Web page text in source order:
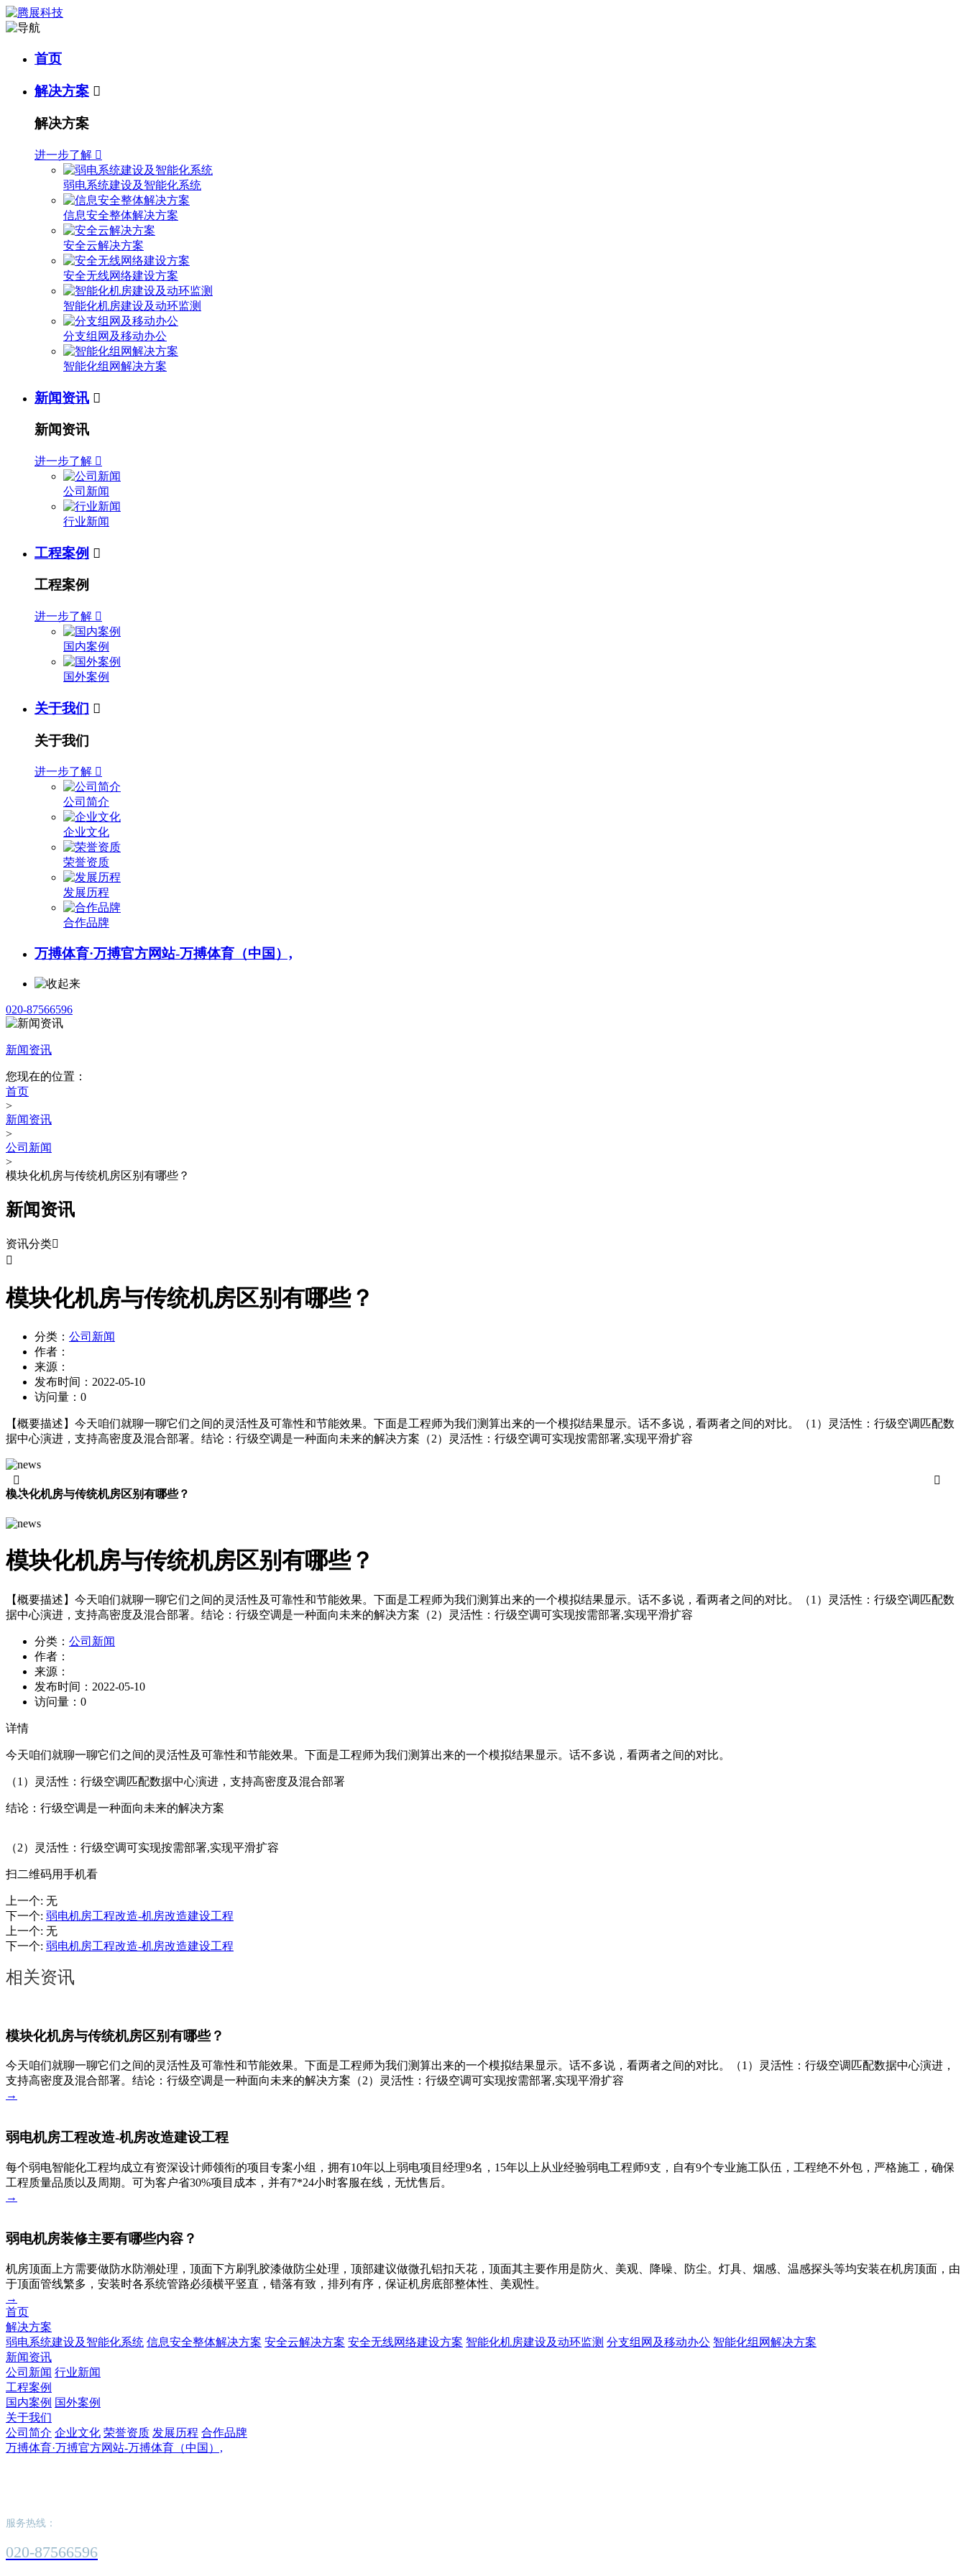
首页
解决方案 
解决方案
进一步了解 
弱电系统建设及智能化系统
信息安全整体解决方案
安全云解决方案
安全无线网络建设方案
智能化机房建设及动环监测
分支组网及移动办公
智能化组网解决方案
新闻资讯 
新闻资讯
进一步了解 
公司新闻
行业新闻
工程案例 
工程案例
进一步了解 
国内案例
国外案例
关于我们 
关于我们
进一步了解 
公司简介
企业文化
荣誉资质
发展历程
合作品牌
万搏体育·万搏官方网站-万搏体育（中国）,
020-87566596
新闻资讯
您现在的位置：
首页
>
新闻资讯
>
公司新闻
>
模块化机房与传统机房区别有哪些？
新闻资讯
资讯分类

模块化机房与传统机房区别有哪些？
分类： 公司新闻
作者：
来源：
发布时间： 2022-05-10
访问量： 0
【概要描述】 今天咱们就聊一聊它们之间的灵活性及可靠性和节能效果。下面是工程师为我们测算出来的一个模拟结果显示。话不多说，看两者之间的对比。（1）灵活性：行级空调匹配数
据中心演进，支持高密度及混合部署。结论：行级空调是一种面向未来的解决方案（2）灵活性：行级空调可实现按需部署,实现平滑扩容
模块化机房与传统机房区别有哪些？


模块化机房与传统机房区别有哪些？
【概要描述】 今天咱们就聊一聊它们之间的灵活性及可靠性和节能效果。下面是工程师为我们测算出来的一个模拟结果显示。话不多说，看两者之间的对比。（1）灵活性：行级空调匹配数
据中心演进，支持高密度及混合部署。结论：行级空调是一种面向未来的解决方案（2）灵活性：行级空调可实现按需部署,实现平滑扩容
分类： 公司新闻
作者：
来源：
发布时间： 2022-05-10
访问量： 0
详情
今天咱们就聊一聊它们之间的灵活性及可靠性和节能效果。下面是工程师为我们测算出来的一个模拟结果显示。话不多说，看两者之间的对比。
（1）灵活性：行级空调匹配数据中心演进，支持高密度及混合部署
结论：行级空调是一种面向未来的解决方案
（2）灵活性：行级空调可实现按需部署,实现平滑扩容
扫二维码用手机看
上一个: 无
下一个: 弱电机房工程改造-机房改造建设工程
上一个: 无
下一个: 弱电机房工程改造-机房改造建设工程
相关资讯
模块化机房与传统机房区别有哪些？
今天咱们就聊一聊它们之间的灵活性及可靠性和节能效果。下面是工程师为我们测算出来的一个模拟结果显示。话不多说，看两者之间的对比。（1）灵活性：行级空调匹配数据中心演进，
支持高密度及混合部署。结论：行级空调是一种面向未来的解决方案（2）灵活性：行级空调可实现按需部署,实现平滑扩容
→
弱电机房工程改造-机房改造建设工程
每个弱电智能化工程均成立有资深设计师领衔的项目专案小组，拥有10年以上弱电项目经理9名，15年以上从业经验弱电工程师9支，自有9个专业施工队伍，工程绝不外包，严格施工，确保
工程质量品质以及周期。可为客户省30%项目成本，并有7*24小时客服在线，无忧售后。
→
弱电机房装修主要有哪些内容？
机房顶面上方需要做防水防潮处理，顶面下方刷乳胶漆做防尘处理，顶部建议做微孔铝扣天花，顶面其主要作用是防火、美观、降噪、防尘。灯具、烟感、温感探头等均安装在机房顶面，由
于顶面管线繁多，安装时各系统管路必须横平竖直，错落有致，排列有序，保证机房底部整体性、美观性。
→
首页
解决方案
弱电系统建设及智能化系统 信息安全整体解决方案 安全云解决方案 安全无线网络建设方案 智能化机房建设及动环监测 分支组网及移动办公 智能化组网解决方案
新闻资讯
公司新闻 行业新闻
工程案例
国内案例 国外案例
关于我们
公司简介 企业文化 荣誉资质 发展历程 合作品牌
万搏体育·万搏官方网站-万搏体育（中国）,
服务热线：
020-87566596